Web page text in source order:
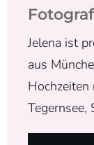
Jelena ist
aus
Hochzeiten
Tegernsee,